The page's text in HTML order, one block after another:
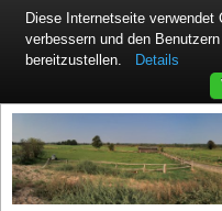
Diese Internetseite
verbessern und den
bereitzustellen.
Details